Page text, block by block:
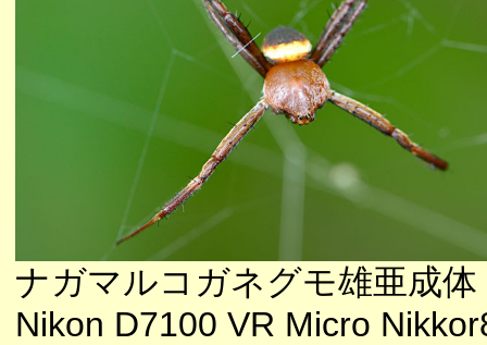
ナガマルコガネグモ雄亜成体
Nikon D7100 VR Micro